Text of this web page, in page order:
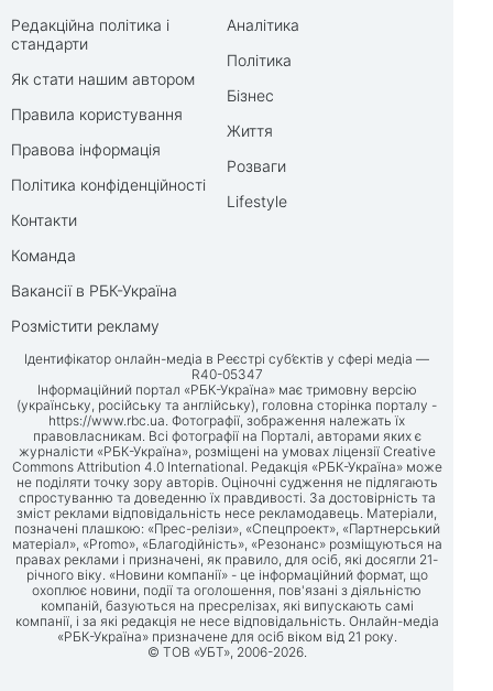
Редакційна політика і
стандарти
Як стати нашим автором
Правила користування
Правова інформація
Політика конфіденційності
Контакти
Команда
Вакансії в РБК-Україна
Розмістити рекламу
Аналітика
Політика
Бізнес
Життя
Розваги
Lifestyle
Ідентифікатор онлайн-медіа в Реєстрі суб’єктів у сфері медіа —
R40-05347
Інформаційний портал «РБК-Україна» має тримовну версію
(українську, російську та англійську), головна сторінка порталу -
https://www.rbc.ua. Фотографії, зображення належать їх
правовласникам. Всі фотографії на Порталі, авторами яких є
журналісти «РБК-Україна», розміщені на умовах ліцензії Creative
Commons Attribution 4.0 International. Редакція «РБК-Україна» може
не поділяти точку зору авторів. Оціночні судження не підлягають
спростуванню та доведенню їх правдивості. За достовірність та
зміст реклами відповідальність несе рекламодавець. Матеріали,
позначені плашкою: «Прес-релізи», «Спецпроект», «Партнерський
матеріал», «Promo», «Благодійність», «Резонанс» розміщуються на
правах реклами і призначені, як правило, для осіб, які досягли 21-
річного віку. «Новини компанії» - це інформаційний формат, що
охоплює новини, події та оголошення, пов'язані з діяльністю
компаній, базуються на пресрелізах, які випускають самі
компанії, і за які редакція не несе відповідальність. Онлайн-медіа
«РБК-Україна» призначене для осіб віком від 21 року.
© ТОВ «УБТ», 2006-2026.